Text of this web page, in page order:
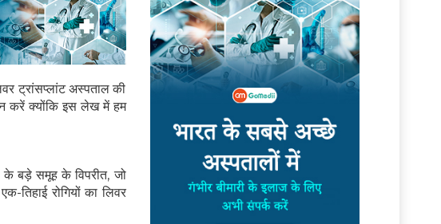
ट्रांसप्लांट अस्पताल की
करें क्योंकि इस लेख में हम
के बड़े समूह के विपरीत, जो
तिहाई रोगियों का लिवर